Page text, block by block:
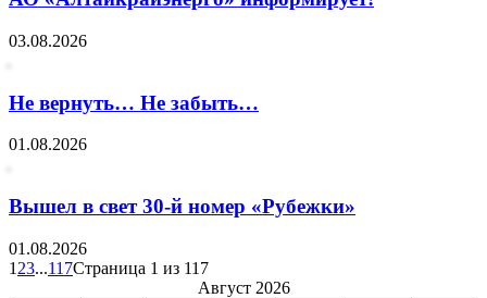
03.08.2026
Не вернуть… Не забыть…
01.08.2026
Вышел в свет 30-й номер «Рубежки»
01.08.2026
1 23...117Страница 1 из 117
Август 2026